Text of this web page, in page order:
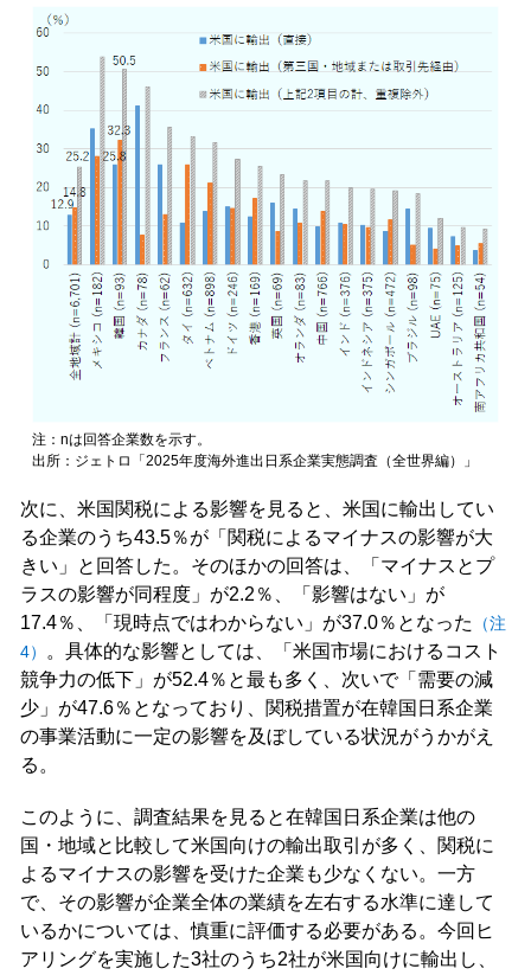
注：nは回答企業数を示す。
出所：ジェトロ「2025年度海外進出日系企業実態調査（全世界編）」
次に、米国関税による影響を見ると、米国に輸出してい
る企業のうち43.5％が「関税によるマイナスの影響が大
きい」と回答した。そのほかの回答は、「マイナスとプ
ラスの影響が同程度」が2.2％、「影響はない」が
17.4％、「現時点ではわからない」が37.0％となった
（注
4）
。具体的な影響としては、「米国市場におけるコスト
競争力の低下」が52.4％と最も多く、次いで「需要の減
少」が47.6％となっており、関税措置が在韓国日系企業
の事業活動に一定の影響を及ぼしている状況がうかがえ
る。
このように、調査結果を見ると在韓国日系企業は他の
国・地域と比較して米国向けの輸出取引が多く、関税に
よるマイナスの影響を受けた企業も少なくない。一方
で、その影響が企業全体の業績を左右する水準に達して
いるかについては、慎重に評価する必要がある。今回ヒ
アリングを実施した3社のうち2社が米国向けに輸出し、